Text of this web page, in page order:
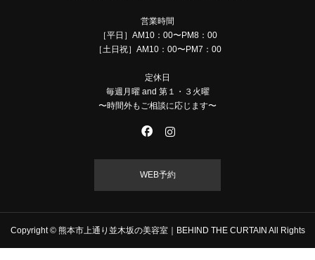
営業時間
［平日］AM10：00〜PM8：00
［土日祝］AM10：00〜PM7：00
定休日
毎週月曜 and 第１・３火曜
〜時間外もご相談に応じます〜
WEB予約
Copyright © 熊本市上通り並木坂の美容室｜BEHIND THE CURTAIN All Rights